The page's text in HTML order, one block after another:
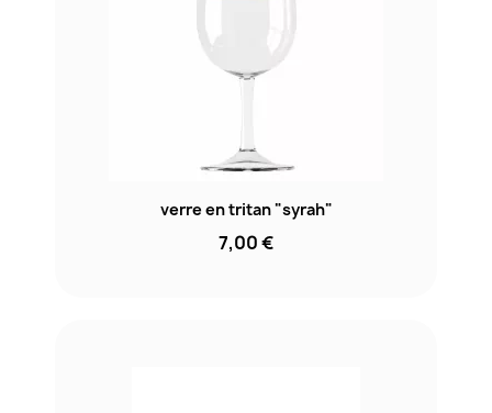
verre en tritan "syrah"
7,00 €